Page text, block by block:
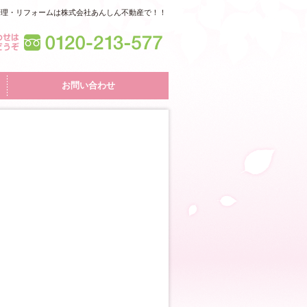
・リフォームは株式会社あんしん不動産で！！
お問い合わせ